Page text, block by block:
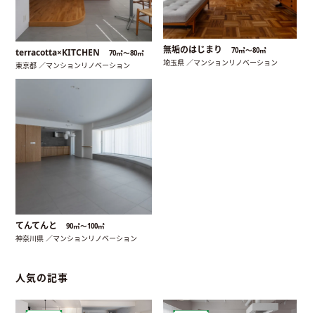
terracotta×KITCHEN 70㎡〜80㎡
東京都 ／マンションリノベーション
無垢のはじまり 70㎡〜80㎡
埼玉県 ／マンションリノベーション
てんてんと 90㎡〜100㎡
神奈川県 ／マンションリノベーション
人気の記事